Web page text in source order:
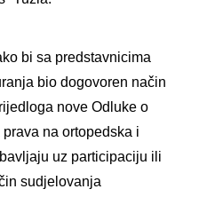
bi sa predstavnicima
bio dogovoren način
nove Odluke o
na ortopedska i
uz participaciju ili
sudjelovanja